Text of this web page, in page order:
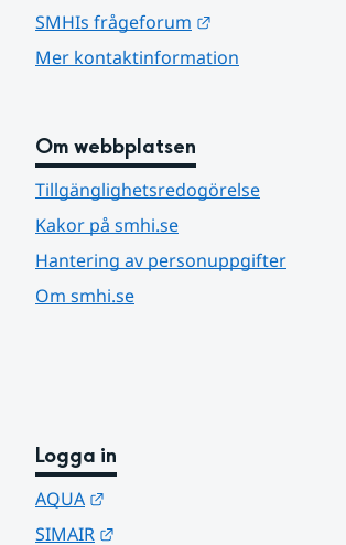
SMHIs frågeforum
Mer kontaktinformation
Om webbplatsen
Tillgänglighetsredogörelse
Kakor på smhi.se
Hantering av personuppgifter
Om smhi.se
Logga in
AQUA
SIMAIR